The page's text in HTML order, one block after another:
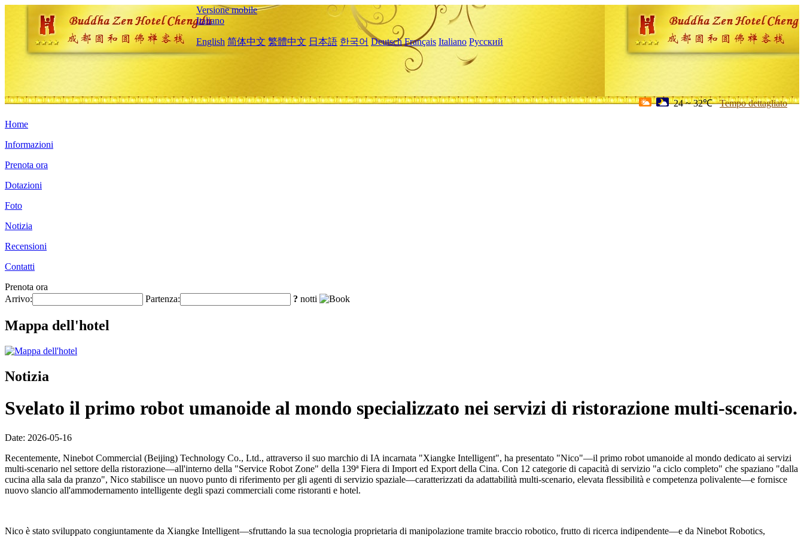
Versione mobile
Italiano
English 简体中文 繁體中文 日本語 한국어 Deutsch Français Italiano Русский
24 ~ 32℃ Tempo dettagliato
Home
Informazioni
Prenota ora
Dotazioni
Foto
Notizia
Recensioni
Contatti
Prenota ora
Arrivo:
Partenza: ? notti
Mappa dell'hotel
Notizia
Svelato il primo robot umanoide al mondo specializzato nei servizi di ristorazione multi-scenario.
Date: 2026-05-16
Recentemente, Ninebot Commercial (Beijing) Technology Co., Ltd., attraverso il suo marchio di IA incarnata "Xiangke Intelligent", ha presentato "Nico"—il primo robot umanoide al mondo dedicato ai servizi
multi-scenario nel settore della ristorazione—all'interno della "Service Robot Zone" della 139ª Fiera di Import ed Export della Cina. Con 12 categorie di capacità di servizio "a ciclo completo" che spaziano "dalla
cucina alla sala da pranzo", Nico stabilisce un nuovo punto di riferimento per gli agenti di servizio spaziale—caratterizzati da adattabilità multi-scenario, elevata flessibilità e competenza polivalente—e fornisce
nuovo slancio all'ammodernamento intelligente degli spazi commerciali come ristoranti e hotel.
Nico è stato sviluppato congiuntamente da Xiangke Intelligent—sfruttando la sua tecnologia proprietaria di manipolazione tramite braccio robotico, frutto di ricerca indipendente—e da Ninebot Robotics,